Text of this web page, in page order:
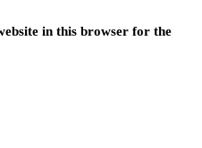
in this browser for the